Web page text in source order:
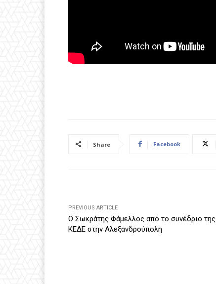
Share Facebook
PREVIOUS ARTICLE
Ο Σωκράτης Φάμελλος από το συνέδριο της
ΚΕΔΕ στην Αλεξανδρούπολη